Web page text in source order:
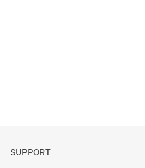
SUPPORT